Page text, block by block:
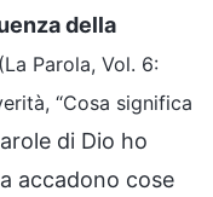
della
(La Parola, Vol. 6:
“Cosa significa
di Dio ho
accadono cose